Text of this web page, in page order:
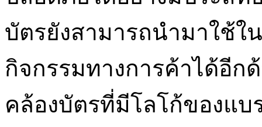
บัตรยังสามารถนำมาใช้ใ
กิจกรรมทางการค้าได้อีก
คล้องบัตรที่มีโลโก้ของแ